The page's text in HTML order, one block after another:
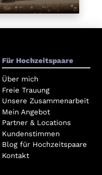
Für Hochzeitspaare
Über mich
Freie Trauung
Unsere Zusammenarbeit
Mein Angebot
Partner & Locations
Kundenstimmen
Blog für Hochzeitspaare
Kontakt